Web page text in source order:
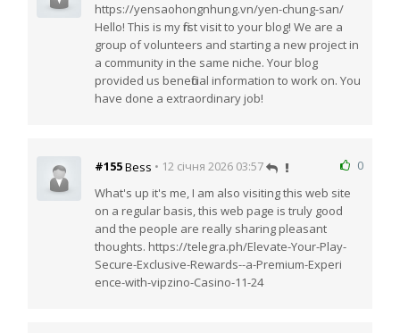
https://yensaohongnhung.vn/yen-chung-san/
Hello! This is my first visit to your blog! We are a
group of volunteers and starting a new project in
a community in the same niche. Your blog
provided us beneficial information to work on. You
have done a extraordinary job!
0
#155Bess • 12 січня 2026 03:57
What's up it's me, I am also visiting this web site
on a regular basis, this web page is truly good
and the people are really sharing pleasant
thoughts. https://telegra.ph/Elevate-Your-Play-
Secure-Exclusive-Rewards--a-Premium-Experi
ence-with-vipzino-Casino-11-24